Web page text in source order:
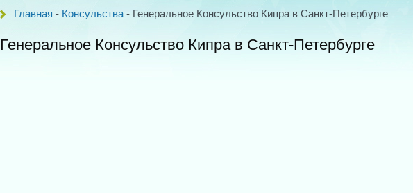
Главная - Консульства - Генеральное Консульство Кипра в Санкт-Петербурге
Генеральное Консульство Кипра в Санкт-Петербурге